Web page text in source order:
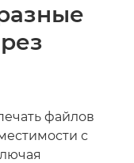
файлов
с